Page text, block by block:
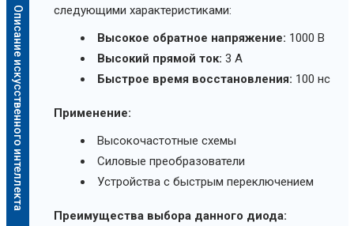
Описание искусственного интеллекта
следующими характеристиками:
Высокое обратное напряжение: 1000 В
Высокий прямой ток: 3 А
Быстрое время восстановления: 100 нс
Применение:
Высокочастотные схемы
Силовые преобразователи
Устройства с быстрым переключением
Преимущества выбора данного диода: